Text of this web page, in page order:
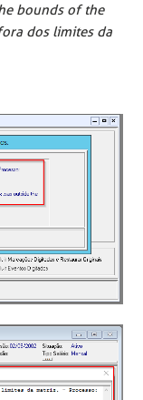
bounds of the
dos limites da